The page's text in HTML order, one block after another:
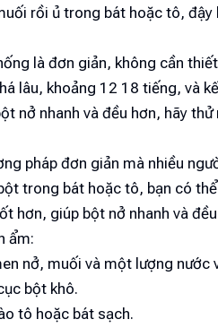
rồi ủ trong bát hoặc tô, đậy
là đơn giản, không cần
lâu, khoảng 12 18 tiếng, và
nở nhanh và đều hơn, hãy
pháp đơn giản mà nhiều
trong bát hoặc tô, bạn có
hơn, giúp bột nở nhanh và
ẩm:
nở, muối và một lượng nước
bột khô.
tô hoặc bát sạch.